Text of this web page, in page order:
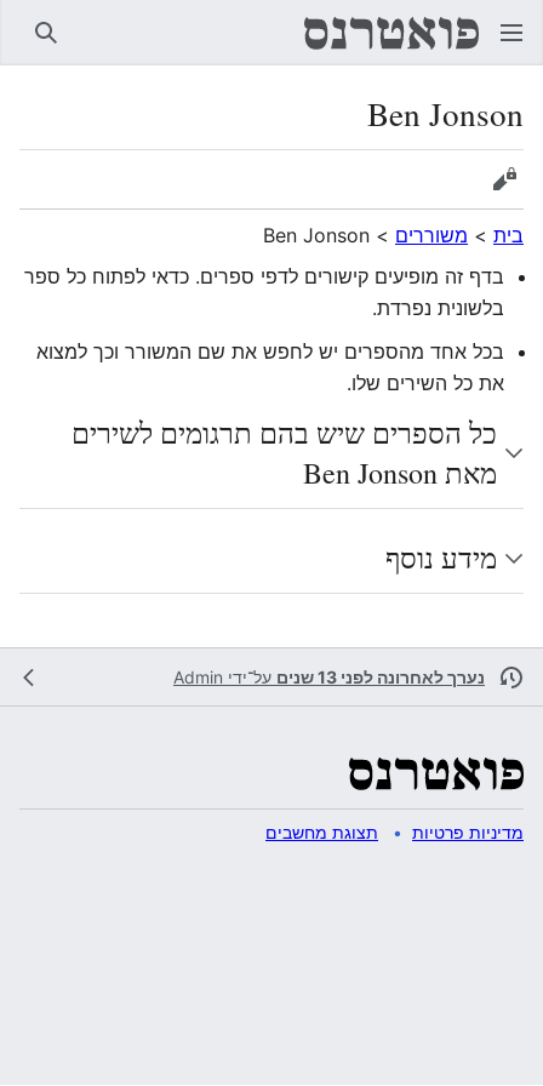
Ben Jonson
הצגת מקור
בית > משוררים >
Ben Jonson
בדף זה מופיעים קישורים לדפי ספרים. כדאי לפתוח כל ספר
בלשונית נפרדת.
בכל אחד מהספרים יש לחפש את שם המשורר וכך למצוא
את כל השירים שלו.
כל הספרים שיש בהם תרגומים לשירים
מאת Ben Jonson
מידע נוסף
נערך לאחרונה לפני 13 שנים על־ידי Admin
מדיניות פרטיות תצוגת מחשבים